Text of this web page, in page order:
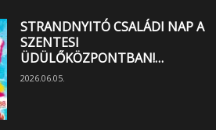
STRANDNYITÓ CSALÁDI NAP A
SZENTESI
ÜDÜLŐKÖZPONTBAN!…
2026.06.05.